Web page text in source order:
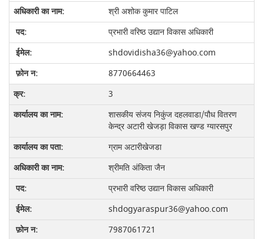
श्री अशोक कुमार पाटिल
प्रभारी वरिष्‍ठ उद्यान विकास अधिकारी
shdovidisha36@yahoo.com
8770664463
3
शासकीय संजय निकुंज दहलवाडा/पौध वितरण
केन्द्र अटारी खेजड़ा विकास खण्ड ग्यारसपुर
ग्राम अटारीखेजडा
श्रीमति अंकिता जैन
प्रभारी वरिष्‍ठ उद्यान विकास अधिकारी
shdogyaraspur36@yahoo.com
7987061721